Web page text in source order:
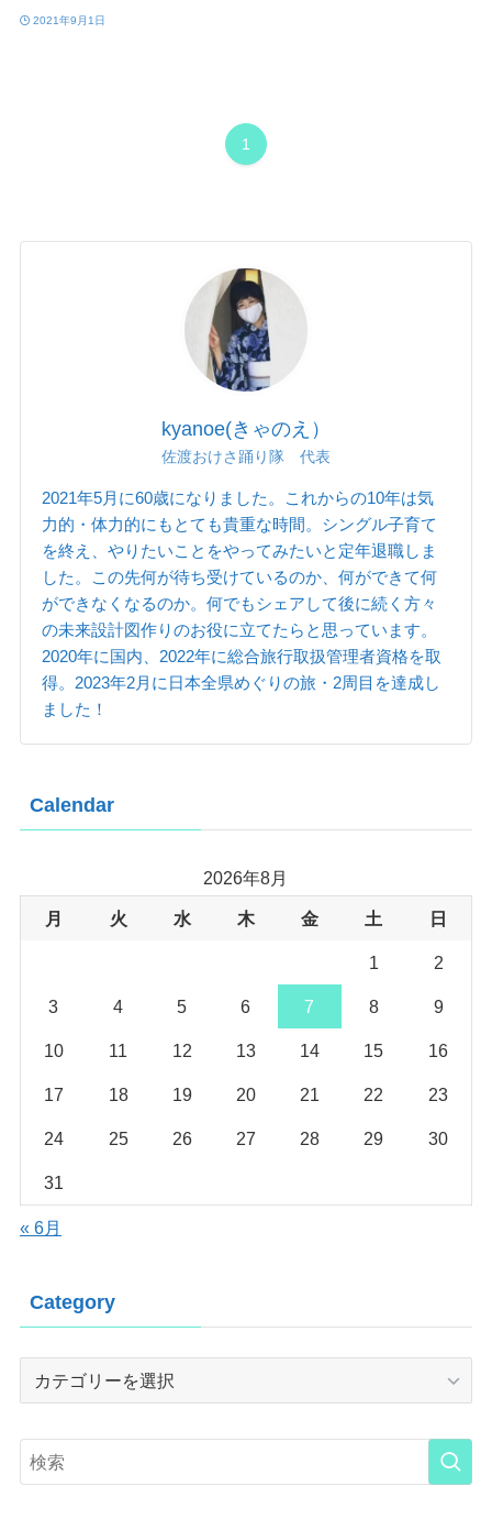
2021年9月1日
1
kyanoe(きゃのえ）
佐渡おけさ踊り隊 代表
2021年5月に60歳になりました。これからの10年は気
力的・体力的にもとても貴重な時間。シングル子育て
を終え、やりたいことをやってみたいと定年退職しま
した。この先何が待ち受けているのか、何ができて何
ができなくなるのか。何でもシェアして後に続く方々
の未来設計図作りのお役に立てたらと思っています。
2020年に国内、2022年に総合旅行取扱管理者資格を取
得。2023年2月に日本全県めぐりの旅・2周目を達成し
ました！
Calendar
2026年8月
月 火 水 木 金 土 日
1 2
3 4 5 6 7 8 9
10 11 12 13 14 15 16
17 18 19 20 21 22 23
24 25 26 27 28 29 30
31
« 6月
Category
Category